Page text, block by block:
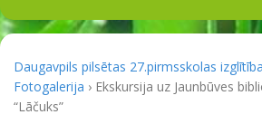
Daugavpils pilsētas 27.pirmsskolas
Fotogalerija › Ekskursija uz Jaunbūves
“Lāčuks”